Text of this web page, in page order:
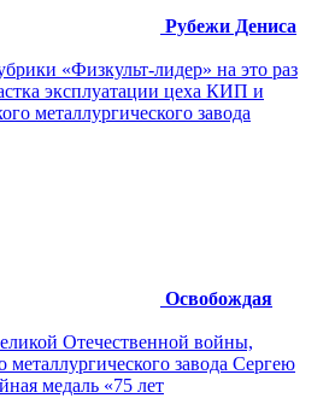
Рубежи Дениса
«Физкульт-лидер» на это раз
эксплуатации цеха КИП и
металлургического завода
Освобождая
Отечественной войны,
металлургического завода Сергею
медаль «75 лет